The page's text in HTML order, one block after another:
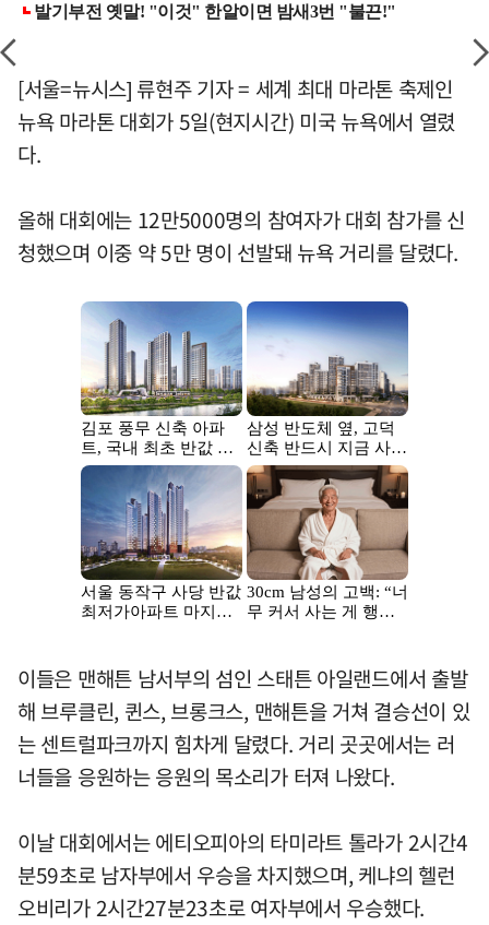
[서울=뉴시스] 류현주 기자 = 세계 최대 마라톤 축제인
뉴욕 마라톤 대회가 5일(현지시간) 미국 뉴욕에서 열렸
다.
올해 대회에는 12만5000명의 참여자가 대회 참가를 신
청했으며 이중 약 5만 명이 선발돼 뉴욕 거리를 달렸다.
이들은 맨해튼 남서부의 섬인 스태튼 아일랜드에서 출발
해 브루클린, 퀸스, 브롱크스, 맨해튼을 거쳐 결승선이 있
는 센트럴파크까지 힘차게 달렸다. 거리 곳곳에서는 러
너들을 응원하는 응원의 목소리가 터져 나왔다.
이날 대회에서는 에티오피아의 타미라트 톨라가 2시간4
분59초로 남자부에서 우승을 차지했으며, 케냐의 헬런
오비리가 2시간27분23초로 여자부에서 우승했다.